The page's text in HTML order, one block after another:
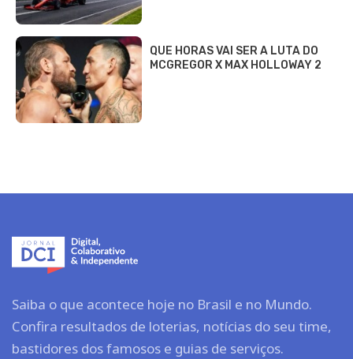
QUE HORAS VAI SER A LUTA DO
MCGREGOR X MAX HOLLOWAY 2
Saiba o que acontece hoje no Brasil e no Mundo.
Confira resultados de loterias, notícias do seu time,
bastidores dos famosos e guias de serviços.